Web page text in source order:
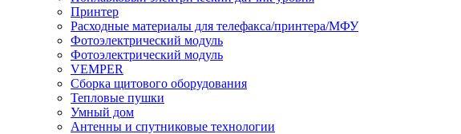
Принтер
Расходные материалы для телефакса/принтера/МФУ
Фотоэлектрический модуль
Фотоэлектрический модуль
VEMPER
Сборка щитового оборудования
Тепловые пушки
Умный дом
Антенны и спутниковые технологии